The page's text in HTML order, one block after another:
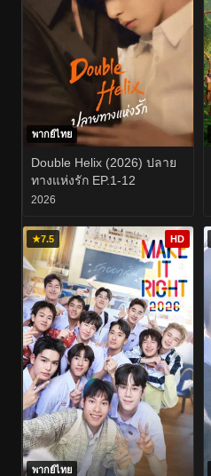
พากย์ไทย
Double Helix (2026) ปลาย
ทางแห่งรัก EP.1-12
2026
★7.5 HD
พากย์ไทย